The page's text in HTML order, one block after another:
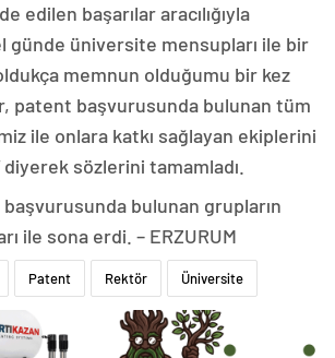
edilen başarılar aracılığıyla
günde üniversite mensupları ile bir
memnun olduğumu bir kez
patent başvurusunda bulunan tüm
ile onlara katkı sağlayan ekiplerini
sözlerini tamamladı.
bulunan grupların
ile sona erdi. – ERZURUM
Patent Rektör Üniversite